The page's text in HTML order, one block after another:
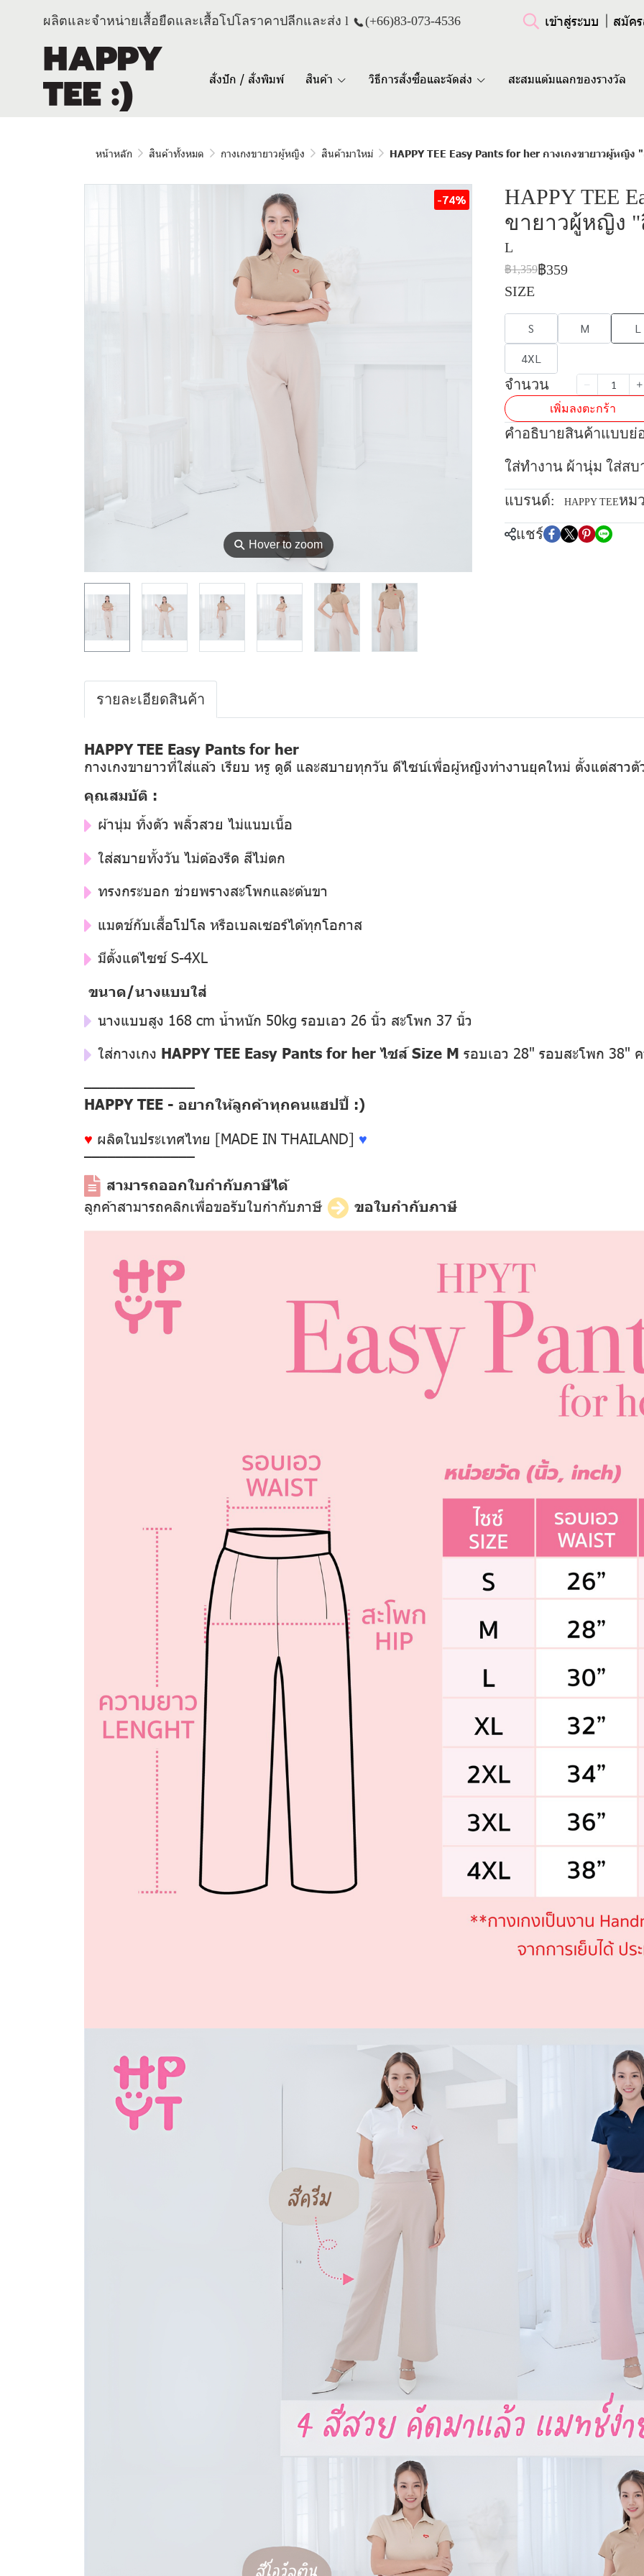
ผลิตและจำหน่ายเสื้อยืดและเสื้อโปโลราคาปลีกและส่ง l (+66)83-073-4536 เข้าสู่ระบบ สมัค
สั่งปัก / สั่งพิมพ์ สินค้า วิธีการสั่งซื้อและจัดส่ง สะสมแต้มแลกของรางวัล
หน้าหลัก สินค้าทั้งหมด กางเกงขายาวผู้หญิง สินค้ามาใหม่ HAPPY TEE Easy Pants for her กางเกงขายาวผู้หญิง
⚲ Hover to zoom
-74%
HAPPY TEE
ขายาวผู้หญิง
L
฿1,359฿359
SIZE
S M L
4XL
จำนวน
เพิ่มลงตะกร้า
คำอธิบายสินค้าแบบย่
ใส่ทำงาน ผ้านุ่ม ใส่สบ
แบรนด์: HAPPY TEEหม
แชร์
รายละเอียดสินค้า
HAPPY TEE Easy Pants for her
กางเกงขายาวที่ใส่แล้ว เรียบ หรู ดูดี และสบายทุกวัน ดีไซน์เพื่อผู้หญิงทำงานยุคใหม่ ตั้งแต่สาว
คุณสมบัติ :
ผ้านุ่ม ทิ้งตัว พลิ้วสวย ไม่แนบเนื้อ
ใส่สบายทั้งวัน ไม่ต้องรีด สีไม่ตก
ทรงกระบอก ช่วยพรางสะโพกและต้นขา
แมตช์กับเสื้อโปโล หรือเบลเซอร์ได้ทุกโอกาส
มีตั้งแต่ไซซ์ S-4XL
ขนาด/นางแบบใส่
นางแบบสูง 168 cm น้ำหนัก 50kg รอบเอว 26 นิ้ว สะโพก 37 นิ้ว
ใส่กางเกง HAPPY TEE Easy Pants for her ไซส์ Size M รอบเอว 28" รอบสะโพก 38"
––––––––––––––
HAPPY TEE - อยากให้ลูกค้าทุกคนแฮปปี้ :)
♥ ผลิตในประเทศไทย [MADE IN THAILAND] ♥
––––––––––––––
สามารถออกใบกำกับภาษีได้
ลูกค้าสามารถคลิกเพื่อขอรับใบกำกับภาษี
ขอใบกำกับภาษี